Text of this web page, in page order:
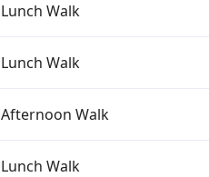
Lunch Walk
Lunch Walk
Afternoon Walk
Lunch Walk